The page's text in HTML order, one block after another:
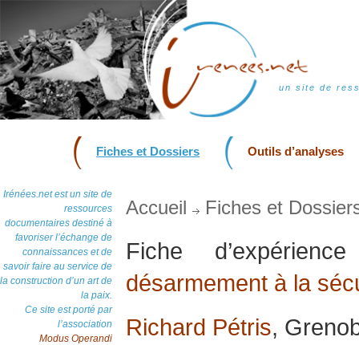
un site de
Fiches et Dossiers Outils d’analyses
Irénées.net est un site de
ressources
documentaires destiné à
favoriser l’échange de
connaissances et de
savoir faire au service de
la construction d’un art de
la paix.
Ce site est porté par
l’association
Modus Operandi
Accueil Fiches et
Fiche
désarmement à la
Richard Pétris,